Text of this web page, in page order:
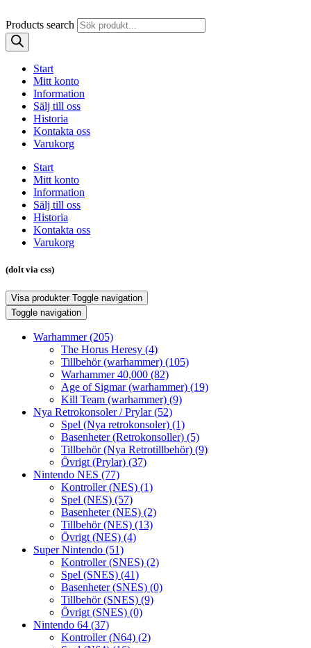
Products search
Start
Mitt konto
Information
Sälj till oss
Historia
Kontakta oss
Varukorg
Start
Mitt konto
Information
Sälj till oss
Historia
Kontakta oss
Varukorg
(dolt via css)
Visa produkter Toggle navigation
Toggle navigation
Warhammer(205)
The Horus Heresy (4)
Tillbehör (warhammer) (105)
Warhammer 40,000 (82)
Age of Sigmar (warhammer) (19)
Kill Team (warhammer) (9)
Nya Retrokonsoler / Prylar(52)
Spel (Nya retrokonsoler) (1)
Basenheter (Retrokonsoller) (5)
Tillbehör (Nya Retrotillbehör) (9)
Övrigt (Prylar) (37)
Nintendo NES (77)
Kontroller (NES) (1)
Spel (NES) (57)
Basenheter (NES) (2)
Tillbehör (NES) (13)
Övrigt (NES) (4)
Super Nintendo (51)
Kontroller (SNES) (2)
Spel (SNES) (41)
Basenheter (SNES) (0)
Tillbehör (SNES) (9)
Övrigt (SNES) (0)
Nintendo 64 (37)
Kontroller (N64) (2)